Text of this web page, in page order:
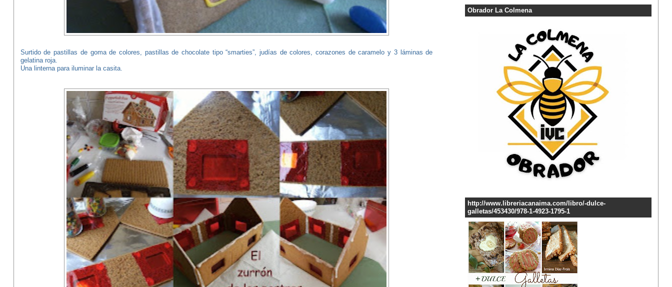
Surtido de pastillas de goma de colores, pastillas de chocolate tipo “smarties”, judías de colores, corazones de caramelo y 3 láminas de
gelatina roja.
Una linterna para iluminar la casita.
Obrador La Colmena
http://www.libreriacanaima.com/libro/-dulce-
galletas/453430/978-1-4923-1795-1